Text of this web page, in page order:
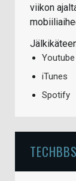
viikon
Youtube
iTunes
Spotify